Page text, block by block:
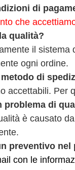
di
che
qualità?
il
ogni ordine.
di
accettabili. Per
problema di
è causato
preventivo
con le